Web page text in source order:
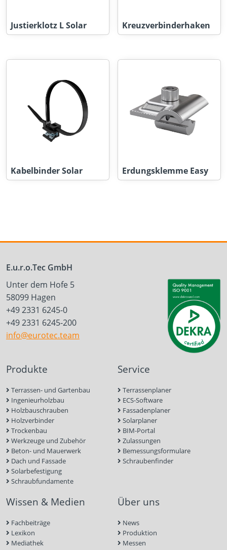
Justierklotz L Solar Kreuzverbinderhaken
Kabelbinder Solar Erdungsklemme Easy
E.u.r.o.Tec GmbH
Unter dem Hofe 5
58099 Hagen
+49 2331 6245-0
+49 2331 6245-200
info@eurotec.team
Produkte
Terrassen- und Gartenbau
Ingenieurholzbau
Holzbauschrauben
Holzverbinder
Trockenbau
Werkzeuge und Zubehör
Beton- und Mauerwerk
Dach und Fassade
Solarbefestigung
Schraubfundamente
Service
Terrassenplaner
ECS-Software
Fassadenplaner
Solarplaner
BIM-Portal
Zulassungen
Bemessungsformulare
Schraubenfinder
Wissen & Medien
Fachbeiträge
Lexikon
Mediathek
Über uns
News
Produktion
Messen